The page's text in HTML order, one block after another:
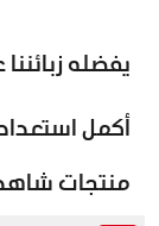
يفضله
أكمل
منتجات